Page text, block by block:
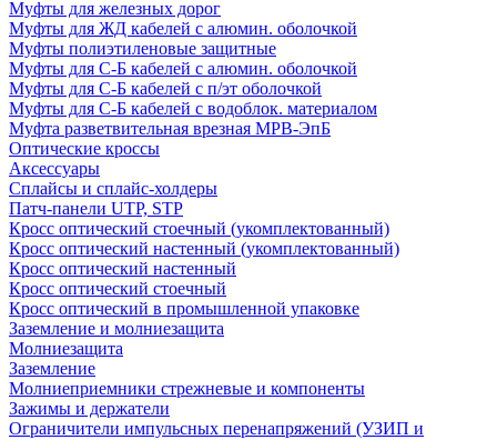
Муфты для железных дорог
Муфты для ЖД кабелей с алюмин. оболочкой
Муфты полиэтиленовые защитные
Муфты для С-Б кабелей с алюмин. оболочкой
Муфты для С-Б кабелей с п/эт оболочкой
Муфты для С-Б кабелей с водоблок. материалом
Муфта разветвительная врезная МРВ-ЭпБ
Оптические кроссы
Аксессуары
Сплайсы и сплайс-холдеры
Патч-панели UTP, STP
Кросс оптический стоечный (укомплектованный)
Кросс оптический настенный (укомплектованный)
Кросс оптический настенный
Кросс оптический стоечный
Кросс оптический в промышленной упаковке
Заземление и молниезащита
Молниезащита
Заземление
Молниеприемники стрежневые и компоненты
Зажимы и держатели
Ограничители импульсных перенапряжений (УЗИП и